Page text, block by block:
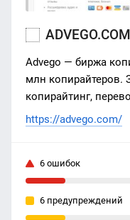
ADVEGO.COM
Advego — биржа
млн копирайтеров.
копирайтинг,
Наполнение сайта
https://advego.com/
6 ошибок
6 предупреждений